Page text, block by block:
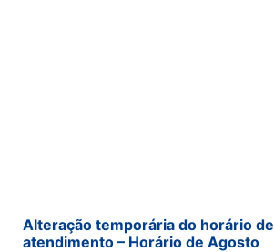
Alteração temporária do horário de
atendimento – Horário de Agosto